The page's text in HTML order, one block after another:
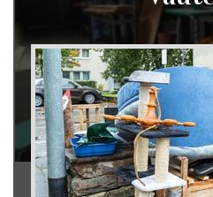
Débarras de